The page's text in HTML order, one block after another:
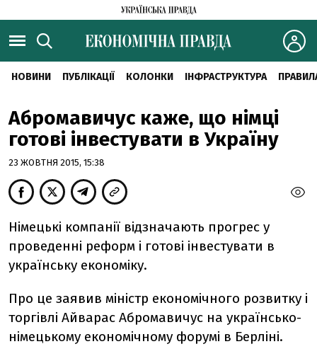
НОВИНИ ПУБЛІКАЦІЇ КОЛОНКИ ІНФРАСТРУКТУРА
Абромавичус каже, що німці
готові інвестувати в Україну
23 ЖОВТНЯ 2015, 15:38
Німецькі компанії відзначають прогрес у
проведенні реформ і готові інвестувати в
українську економіку.
Про це заявив міністр економічного розвитку і
торгівлі Айварас Абромавичус на українсько-
німецькому економічному форумі в Берліні.